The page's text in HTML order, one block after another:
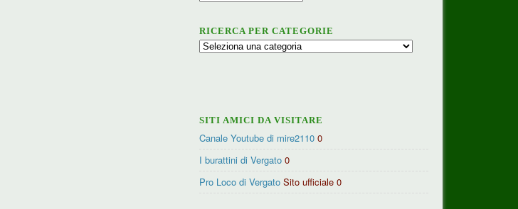
RICERCA PER CATEGORIE
Ricerca
SITI AMICI DA VISITARE
Canale Youtube di mire2110 0
I burattini di Vergato 0
Pro Loco di Vergato Sito ufficiale 0